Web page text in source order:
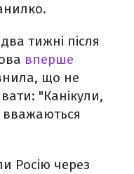
тижні після
вперше
що не
"Канікули,
вважаються
Росію через